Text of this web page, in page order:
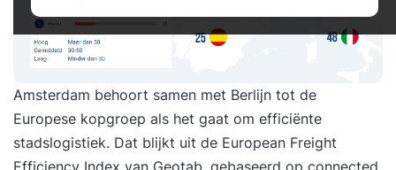
Amsterdam behoort samen met Berlijn tot de
Europese kopgroep als het gaat om efficiënte
stadslogistiek. Dat blijkt uit de European Freight
Efficiency Index van Geotab, gebaseerd op connected